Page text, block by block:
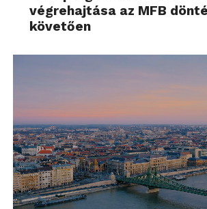
végrehajtása az MFB
követően